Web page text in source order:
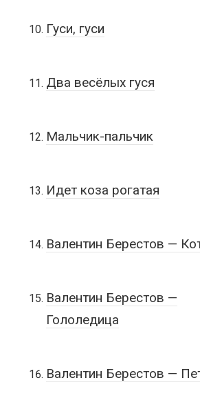
Гуси, гуси
Два весёлых гуся
Мальчик-пальчик
Идет коза рогатая
Валентин Берестов —
Валентин Берестов —
Гололедица
Валентин Берестов —